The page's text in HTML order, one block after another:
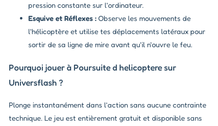
pression constante sur l'ordinateur.
Esquive et Réflexes : Observe les mouvements de
l'hélicoptère et utilise tes déplacements latéraux pour
sortir de sa ligne de mire avant qu'il n'ouvre le feu.
Pourquoi jouer à Poursuite d helicoptere sur
Universflash ?
Plonge instantanément dans l'action sans aucune contrainte
technique. Le jeu est entièrement gratuit et disponible sans